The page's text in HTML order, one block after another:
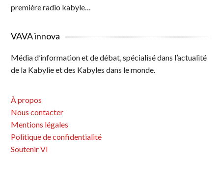
première radio kabyle…
VAVA innova
Média d’information et de débat, spécialisé dans l’actualité
de la Kabylie et des Kabyles dans le monde.
À propos
Nous contacter
Mentions légales
Politique de confidentialité
Soutenir VI